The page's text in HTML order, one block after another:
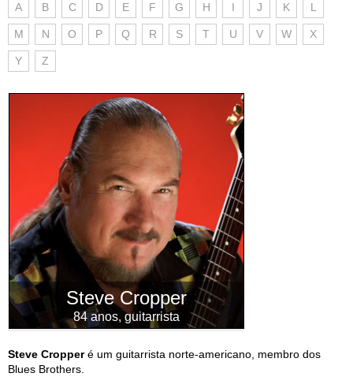
A B C D E F G H I J K L
M N O P Q R S T U V W X
Y Z
Steve Cropper
84 anos, guitarrista
Steve Cropperé um guitarrista norte-americano, membro dos
Blues Brothers.